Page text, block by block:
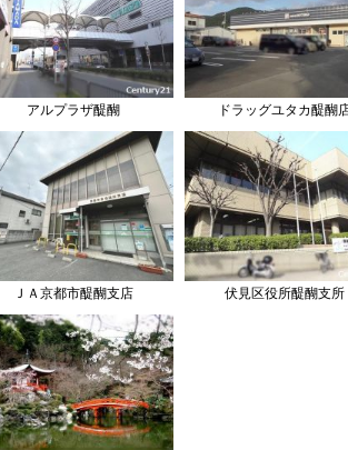
アルプラザ醍醐 ドラッグユタカ醍醐
ＪＡ京都市醍醐支店 伏見区役所醍醐支所